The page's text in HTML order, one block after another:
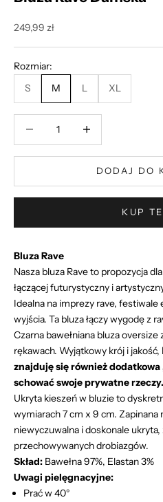
Cena promocyjna
249,99 zł
Rozmiar:
S
M L XL
DODAJ DO
KUP
Bluza Rave
Nasza bluza Rave to propozycja
łączącej futurystyczny i
Idealna na imprezy rave,
wyjścia. Ta bluza łączy wygodę z
Czarna bawełniana bluza
rękawach. Wyjątkowy krój i
znajduję się również dodatkowa
schować swoje prywatne rzeczy.
Ukryta kieszeń w bluzie to
wymiarach 7 cm x 9 cm. Zapinana
niewyczuwalna i doskonale
przechowywanych drobiazgów.
Skład: Bawełna 97%, Elastan 3%
Uwagi pielęgnacyjne:
Prać w 40°